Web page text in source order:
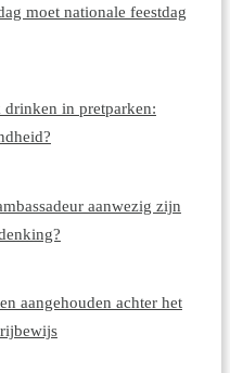
moet nationale feestdag
in pretparken:
aanwezig zijn
aangehouden achter het